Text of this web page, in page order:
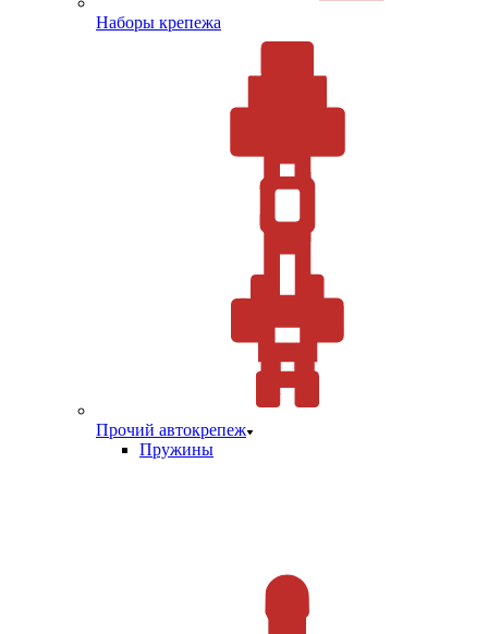
Наборы крепежа
Прочий автокрепеж
Пружины